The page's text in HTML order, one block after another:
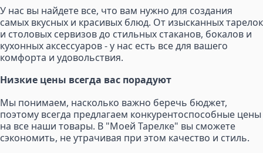
У нас вы найдете все, что вам нужно для создания
самых вкусных и красивых блюд. От изысканных тарелок
и столовых сервизов до стильных стаканов, бокалов и
кухонных аксессуаров - у нас есть все для вашего
комфорта и удовольствия.
Низкие цены всегда вас порадуют
Мы понимаем, насколько важно беречь бюджет,
поэтому всегда предлагаем конкурентоспособные цены
на все наши товары. В "Моей Тарелке" вы сможете
сэкономить, не утрачивая при этом качество и стиль.